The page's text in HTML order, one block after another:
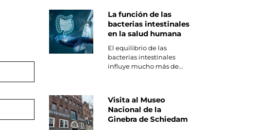
La función de las
bacterias intestinales
en la salud humana
El equilibrio de las
bacterias intestinales
influye mucho más de...
Visita al Museo
Nacional de la
Ginebra de Schiedam